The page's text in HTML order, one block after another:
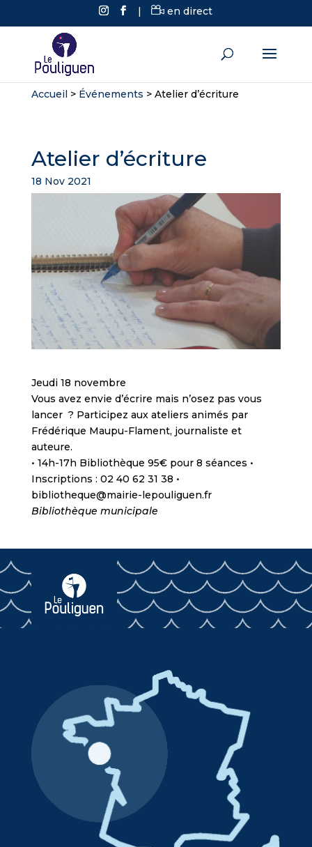
| en direct
Accueil> Événements > Atelier d’écriture
Atelier d’écriture
18 Nov 2021
Jeudi 18 novembre
Vous avez envie d’écrire mais n’osez pas vous
lancer ? Participez aux ateliers animés par
Frédérique Maupu-Flament, journaliste et
auteure.
• 14h-17h Bibliothèque 95€ pour 8 séances •
Inscriptions : 02 40 62 31 38 •
bibliotheque@mairie-lepouliguen.fr
Bibliothèque municipale